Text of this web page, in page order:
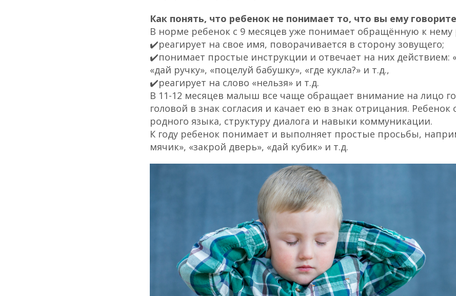
Как понять, что ребенок не понимает то, что вы ему
В норме ребенок с 9 месяцев уже понимает обращённую к нему
✔️реагирует на свое имя, поворачивается в сторону зовущего;
✔️понимает простые инструкции и отвечает на них действием:
«дай ручку», «поцелуй бабушку», «где кукла?» и т.д.,
✔️реагирует на слово «нельзя» и т.д.
В 11-12 месяцев малыш все чаще обращает внимание на лицо
головой в знак согласия и качает ею в знак отрицания.
родного языка, структуру диалога и навыки коммуникации.
К году ребенок понимает и выполняет простые просьбы,
мячик», «закрой дверь», «дай кубик» и т.д.